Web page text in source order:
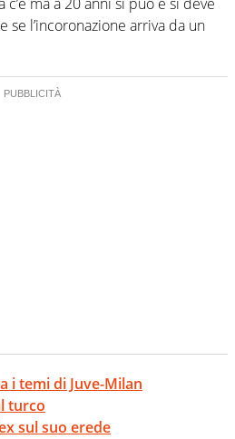
l’incoronazione arriva da un
i temi di Juve-Milan
turco
sul suo erede